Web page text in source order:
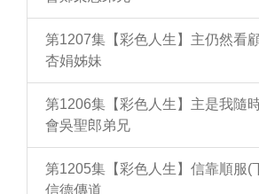
第1207集【彩色人生】主仍然看
杏娟姊妹
第1206集【彩色人生】主是我隨
會吳聖郎弟兄
第1205集【彩色人生】信靠順服(
信德傳道